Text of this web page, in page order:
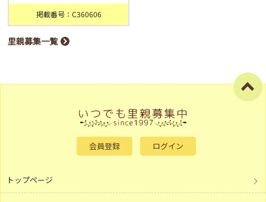
掲載番号：C360606
里親募集一覧
会員登録 ログイン
トップページ